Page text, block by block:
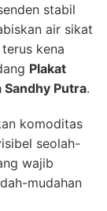
stabil
air sikat
kena
Plakat
Putra.
komoditas
seolah-
wajib
mudahan